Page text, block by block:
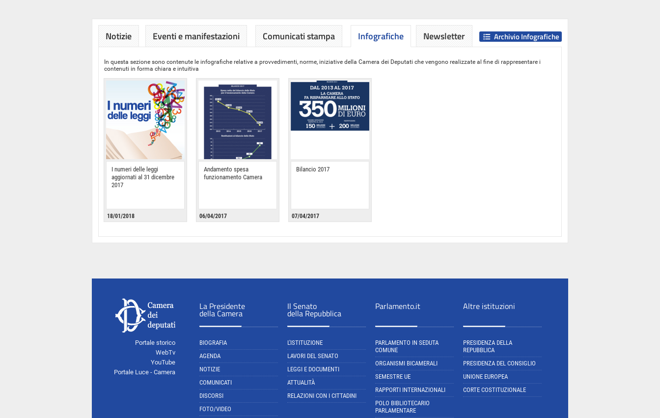
Notizie Eventi e manifestazioni Comunicati stampa Infografiche
In questa sezione sono contenute le infografiche relative a provvedimenti, norme, iniziative della Camera dei Deputati che vengono realizzate al fine di rappresentare i
contenuti in forma chiara e intuitiva
I numeri delle leggi
aggiornati al 31 dicembre
2017
18/01/2018
Andamento spesa
funzionamento Camera
06/04/2017
Bilancio 2017
07/04/2017
Archivio Infografiche
Newsletter
Portale storico
WebTv
YouTube
Portale Luce - Camera
La Presidente
della Camera
BIOGRAFIA
AGENDA
NOTIZIE
COMUNICATI
DISCORSI
FOTO/VIDEO
Il Senato
della Repubblica
L'ISTITUZIONE
LAVORI DEL SENATO
LEGGI E DOCUMENTI
ATTUALITÀ
RELAZIONI CON I CITTADINI
Parlamento.it
PARLAMENTO IN SEDUTA
COMUNE
ORGANISMI BICAMERALI
SEMESTRE UE
RAPPORTI INTERNAZIONALI
POLO BIBLIOTECARIO
PARLAMENTARE
Altre istituzioni
PRESIDENZA DELLA
REPUBBLICA
PRESIDENZA DEL CONSIGLIO
UNIONE EUROPEA
CORTE COSTITUZIONALE